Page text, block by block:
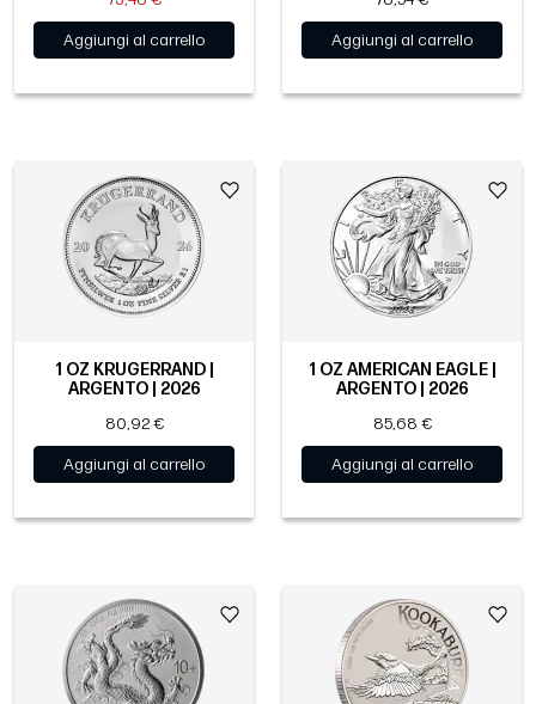
Aggiungi al carrello
Aggiungi al carrello
1 OZ KRUGERRAND |
ARGENTO | 2026
80,92 €
Aggiungi al carrello
1 OZ AMERICAN EAGLE |
ARGENTO | 2026
85,68 €
Aggiungi al carrello